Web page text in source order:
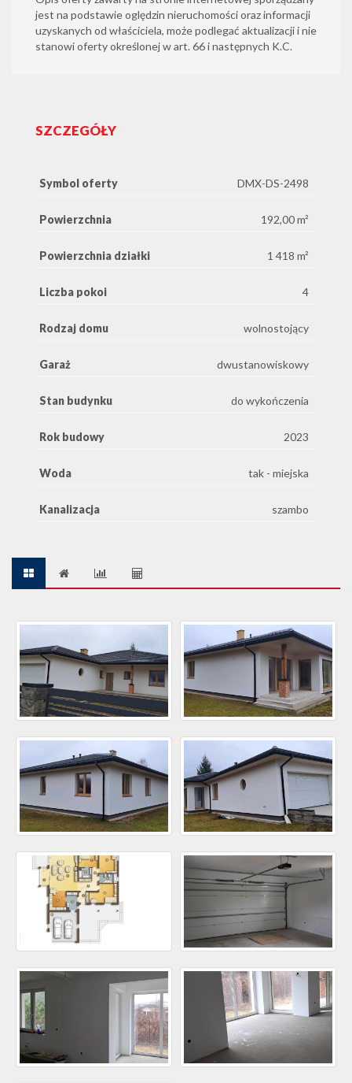
jest na podstawie oględzin nieruchomości oraz informacji
uzyskanych od właściciela, może podlegać aktualizacji i nie
stanowi oferty określonej w art. 66 i następnych K.C.
SZCZEGÓŁY
Symbol oferty DMX-DS-2498
Powierzchnia 192,00 m²
Powierzchnia działki 1 418 m²
Liczba pokoi 4
Rodzaj domu wolnostojący
Garaż dwustanowiskowy
Stan budynku do wykończenia
Rok budowy 2023
Woda tak - miejska
Kanalizacja szambo